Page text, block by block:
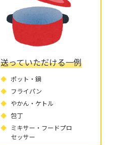
送っていただける一例
ポット・鍋
フライパン
やかん・ケトル
包丁
ミキサー・フードプロ
セッサー